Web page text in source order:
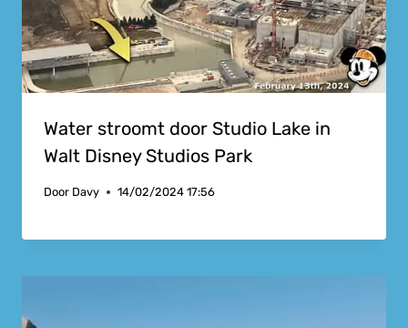
Water stroomt door Studio Lake in
Walt Disney Studios Park
Door Davy 14/02/2024 17:56